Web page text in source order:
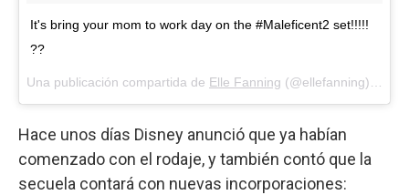
It's bring your mom to work day on the #Maleficent2 set!!!!!
??
Una publicación compartida de Elle Fanning (@ellefanning) el
Hace unos días Disney anunció que ya habían
comenzado con el rodaje, y también contó que la
secuela contará con nuevas incorporaciones: